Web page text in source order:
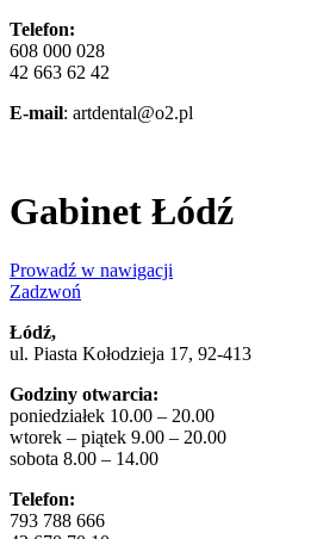
Telefon:
608 000 028
42 663 62 42
E-mail: artdental@o2.pl
Gabinet Łódź
Prowadź w nawigacji
Zadzwoń
Łódź,
ul. Piasta Kołodzieja 17, 92-413
Godziny otwarcia:
poniedziałek 10.00 – 20.00
wtorek – piątek 9.00 – 20.00
sobota 8.00 – 14.00
Telefon:
793 788 666